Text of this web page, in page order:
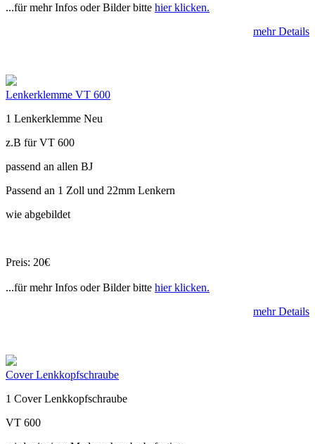
...für mehr Infos oder Bilder bitte hier klicken.
mehr Details
Lenkerklemme VT 600
1 Lenkerklemme Neu
z.B für VT 600
passend an allen BJ
Passend an 1 Zoll und 22mm Lenkern
wie abgebildet
Preis: 20€
...für mehr Infos oder Bilder bitte hier klicken.
mehr Details
Cover Lenkkopfschraube
1 Cover Lenkkopfschraube
VT 600